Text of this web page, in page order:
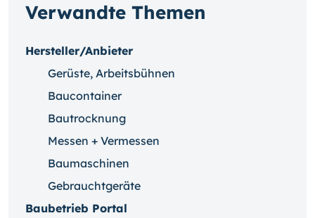
Verwandte Themen
Hersteller/Anbieter
Gerüste, Arbeitsbühnen
Baucontainer
Bautrocknung
Messen + Vermessen
Baumaschinen
Gebrauchtgeräte
Baubetrieb Portal